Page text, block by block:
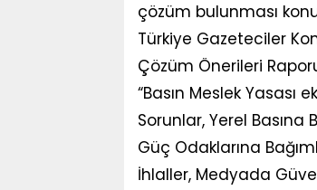
çözüm bulunması
Türkiye Gazeteciler
Çözüm Önerileri
“Basın Meslek Yasası
Sorunlar, Yerel Basına
Güç Odaklarına
İhlaller, Medyada